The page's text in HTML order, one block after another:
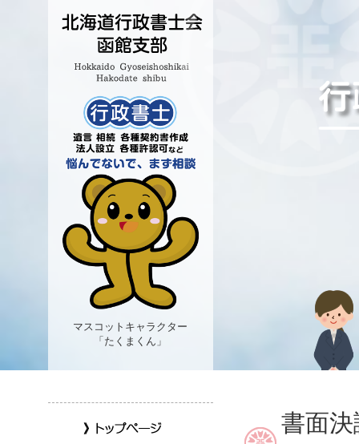
マスコットキャラクター
「たくまくん」
書面